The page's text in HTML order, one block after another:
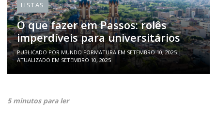
LISTAS
O que fazer em Passos: rolês
imperdíveis para universitários
PUBLICADO POR MUNDO FORMATURA EMSETEMBRO 10, 2025 |
ATUALIZADO EM SETEMBRO 10, 2025
5 minutos para ler